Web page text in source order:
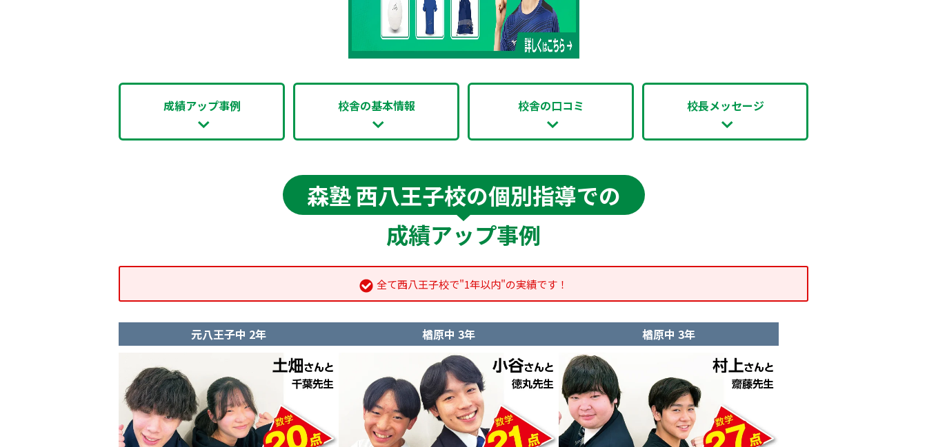
成績アップ事例 校舎の基本情報 校舎の口コミ 校長メッセージ
森塾 西八王子校の個別指導での
成績アップ事例
全て西八王子校で"1年以内"の実績です！
元八王子中 2年 楢原中 3年 楢原中 3年